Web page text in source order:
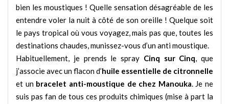
bien les moustiques ! Quelle sensation désagréable de les
entendre voler la nuit à côté de son oreille ! Quelque soit
le pays tropical où vous voyagez, mais pas que, toutes les
destinations chaudes, munissez-vous d’un anti moustique.
Habituellement, je prends le spray Cinq sur Cinq, que
j’associe avec un flacon d’huile essentielle de citronnelle
et un bracelet anti-moustique de chez Manouka. Je ne
suis pas fan de tous ces produits chimiques (mise à part la